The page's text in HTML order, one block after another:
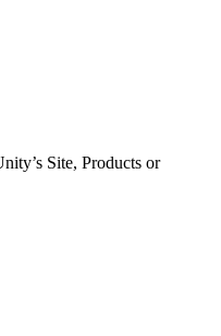
Site, Products or